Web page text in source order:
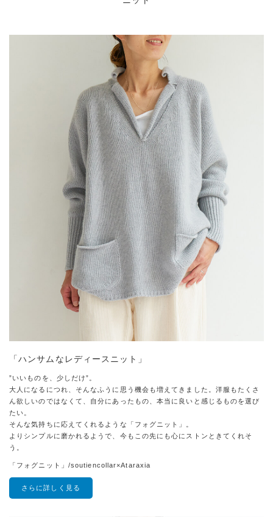
「ハンサムなレディースニット」
”いいものを、少しだけ”。
大人になるにつれ、そんなふうに思う機会も増えてきました。洋服もたくさ
ん欲しいのではなくて、自分にあったもの、本当に良いと感じるものを選び
たい。
そんな気持ちに応えてくれるような「フォグニット」。
よりシンプルに磨かれるようで、今もこの先にも心にストンときてくれそ
う。
「フォグニット」/soutiencollar×Ataraxia
さらに詳しく見る